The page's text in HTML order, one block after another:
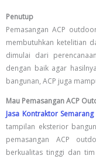
Penutup
Pemasangan ACP
membutuhkan ketelitian
dimulai dari
dengan baik agar
bangunan, ACP juga
Mau Pemasangan ACP
Jasa Kontraktor Semarang
tampilan eksterior
pemasangan ACP
berkualitas tinggi dan